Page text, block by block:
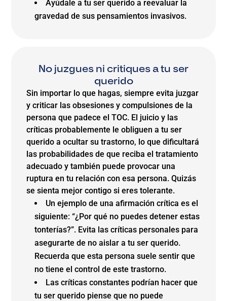
Ayúdale a tu ser querido a reevaluar la
gravedad de sus pensamientos invasivos.
No juzgues ni critiques a tu ser
querido
Sin importar lo que hagas, siempre evita juzgar
y criticar las obsesiones y compulsiones de la
persona que padece el TOC. El juicio y las
críticas probablemente le obliguen a tu ser
querido a ocultar su trastorno, lo que dificultará
las probabilidades de que reciba el tratamiento
adecuado y también puede provocar una
ruptura en tu relación con esa persona. Quizás
se sienta mejor contigo si eres tolerante.
Un ejemplo de una afirmación crítica es el
siguiente: “¿Por qué no puedes detener estas
tonterías?”. Evita las críticas personales para
asegurarte de no aislar a tu ser querido.
Recuerda que esta persona suele sentir que
no tiene el control de este trastorno.
Las críticas constantes podrían hacer que
tu ser querido piense que no puede